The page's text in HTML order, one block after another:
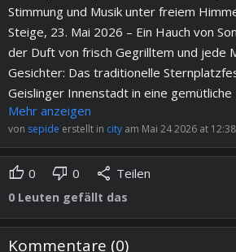
Stimmung und Musik unter freiem
Steige, 23. Mai 2026 – Ein Hauch von
der Duft von frisch Gegrilltem und jede
Gesichter: Das traditionelle
Geislinger Innenstadt in eine gemütliche
verwandelt.
Der Gewerbeverein Geislinger Sterne
und bei bestem Frühlingswetter folgten
dem Ruf auf den Sternplatz.Ein Fest für
GenerationenSchon zur
Mittagszeit füllten sich die
Mehr anzeigen
von sepide erstellt in city am Mai 24 2026 at
thumb_up 0 thumb_down 0 share Teilen
0 Leuten gefällt das
Kommentare (0)